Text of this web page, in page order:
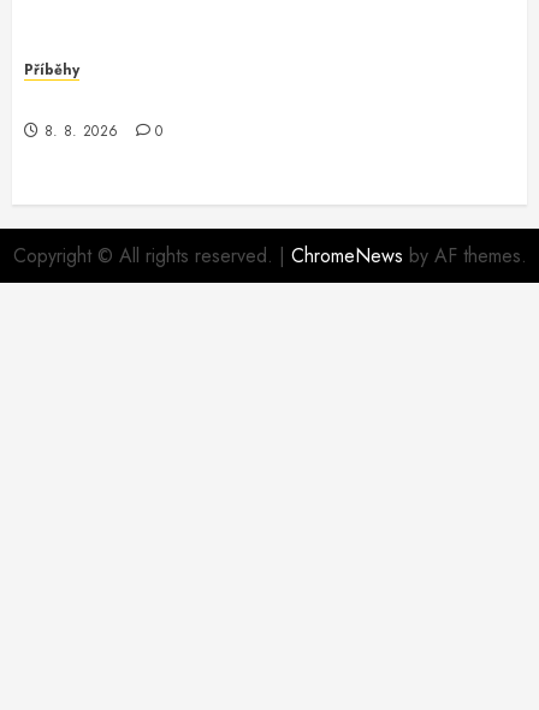
Příběhy
8. 8. 2026 0
Copyright © All rights reserved. | ChromeNews by AF themes.